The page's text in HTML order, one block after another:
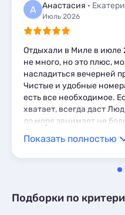
1
Мини-отели
А Анастасия ·
Июль 2026
Отдыхали в Миле в июле
не много, но это плюс,
насладиться вечерней
Чистые и удобные
есть все необходимое.
хватает, всегда даст
до моря занимает не
каштановой аллеи
и Людмиле за спокойный
Показать полностью
Подборки по